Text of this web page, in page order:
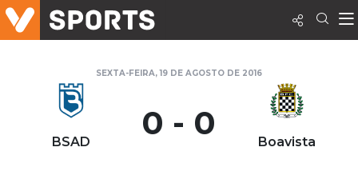
SEXTA-FEIRA, 19 DE AGOSTO DE 2016
BSAD 0 - 0 Boavista